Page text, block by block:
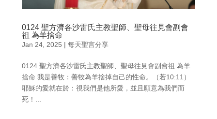
0124 聖方濟各沙雷氏主教聖師、聖母往見會副會
祖 為羊捨命
Jan 24, 2025 | 每天聖言分享
0124 聖方濟各沙雷氏主教聖師、聖母往見會副會祖 為羊
捨命 我是善牧：善牧為羊捨掉自己的性命。（若10:11）
耶穌的愛就在於：視我們是他所愛，並且願意為我們而
死！...